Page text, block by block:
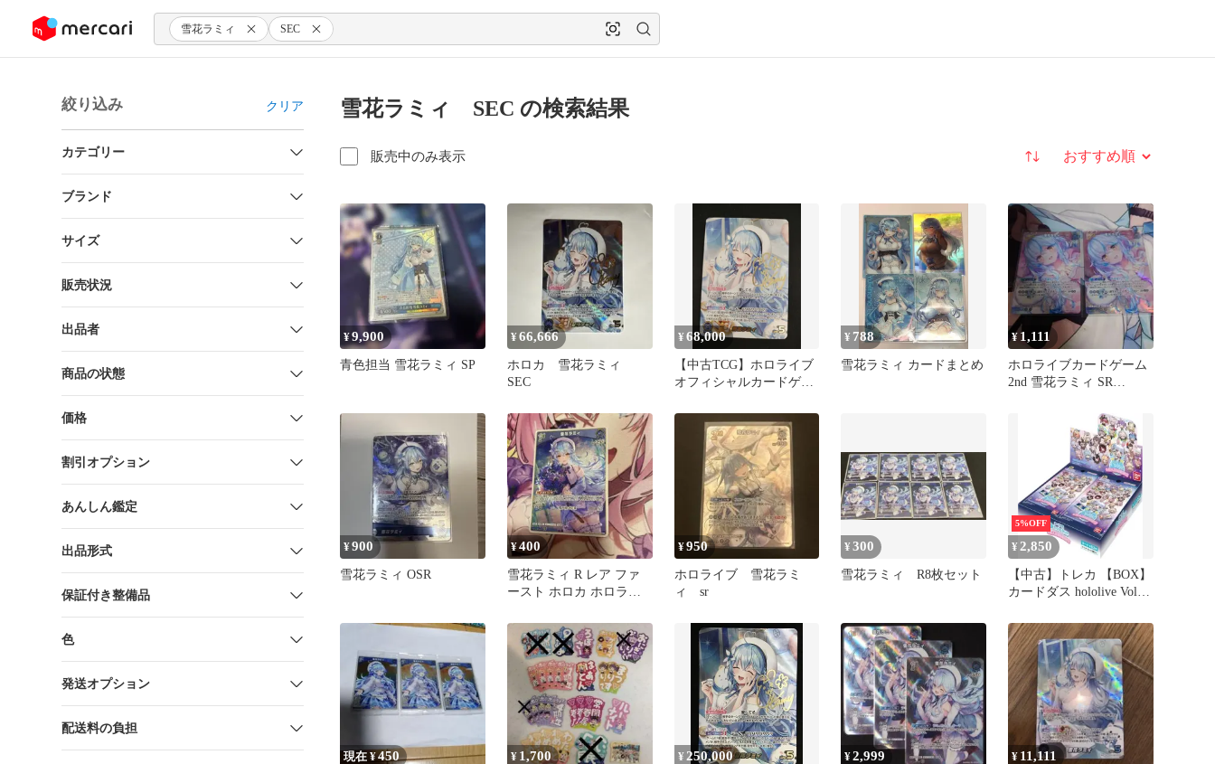
ツにスキップ 雪花ラミィ SEC
絞り込み クリア
カテゴリー
ブランド
サイズ
販売状況
出品者
商品の状態
価格
割引オプション
あんしん鑑定
出品形式
保証付き整備品
色
発送オプション
配送料の負担
雪花ラミィ SEC の検索結果
販売中のみ表示 並び替え
¥9,900
青色担当 雪花ラミィ SP
¥66,666
ホロカ 雪花ラミィ
SEC
¥68,000
【中古TCG】ホロライブ
オフィシャルカードゲー
004)(SEC)【50-54】
¥ 788
雪花ラミィ カードまとめ
¥ 1,111
ホロライブカードゲーム
2nd 雪花ラミィ SR
¥900
雪花ラミィ OSR
¥400
雪花ラミィ R レア ファ
ースト ホロカ ホロライ
¥950
ホロライブ 雪花ラミ
ィ sr
¥300
雪花ラミィ R8枚セット
5%OFF
¥ 2,850
【中古】トレカ 【BOX】
カードダス hololive Vol.2
現在 ¥450 ¥ 1,700 ¥ 250,000 ¥2,999 ¥ 11,111